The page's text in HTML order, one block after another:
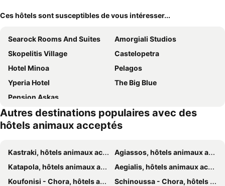
Ces hôtels sont susceptibles de vous intéresser...
Searock Rooms And Suites
Amorgiali Studios
Skopelitis Village
Castelopetra
Hotel Minoa
Pelagos
Yperia Hotel
The Big Blue
Pension Askas
Autres destinations populaires avec des
hôtels animaux acceptés
Kastraki, hôtels animaux acceptés
Agiassos, hôtels animaux acceptés
Katapola, hôtels animaux acceptés
Aegialis, hôtels animaux acceptés
Koufonisi - Chora, hôtels animaux acceptés
Schinoussa - Chora, hôtels animaux acceptés